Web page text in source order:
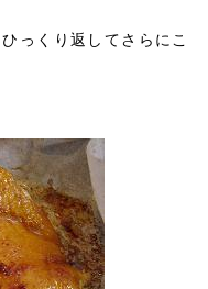
くり返してさらにこ